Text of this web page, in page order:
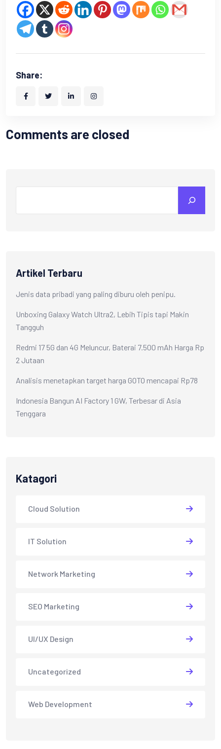
Share:
Comments are closed
Artikel Terbaru
Jenis data pribadi yang paling diburu oleh penipu.
Unboxing Galaxy Watch Ultra2, Lebih Tipis tapi Makin
Tangguh
Redmi 17 5G dan 4G Meluncur, Baterai 7.500 mAh Harga Rp
2 Jutaan
Analisis menetapkan target harga GOTO mencapai Rp78
Indonesia Bangun AI Factory 1 GW, Terbesar di Asia
Tenggara
Katagori
Cloud Solution
IT Solution
Network Marketing
SEO Marketing
UI/UX Design
Uncategorized
Web Development